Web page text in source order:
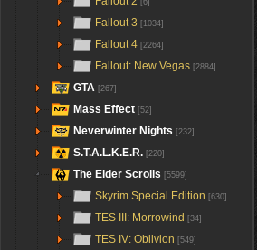
[6]
Fallout 3 [1034]
Fallout 4 [2264]
Fallout: New Vegas [2884]
GTA [267]
Mass Effect [52]
Neverwinter Nights [232]
S.T.A.L.K.E.R. [220]
The Elder Scrolls [5599]
Skyrim Special Edition [630]
TES III: Morrowind [34]
TES IV: Oblivion [549]